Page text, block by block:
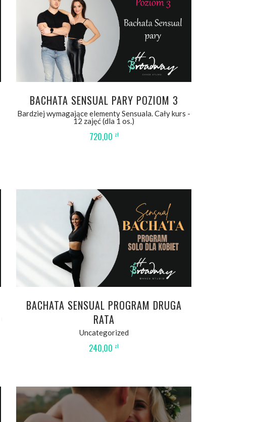
WYBIERZ OPCJE
BACHATA SENSUAL PARY POZIOM 3
Bardziej wymagające elementy Sensuala. Cały kurs -
12 zajęć (dla 1 os.)
720,00 zł
WYBIERZ OPCJE
BACHATA SENSUAL PROGRAM DRUGA
RATA
Uncategorized
240,00 zł